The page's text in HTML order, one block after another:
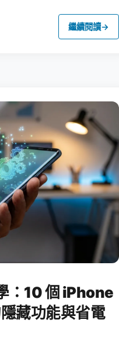
繼續閱讀→
：10 個 iPhone
藏功能與省電